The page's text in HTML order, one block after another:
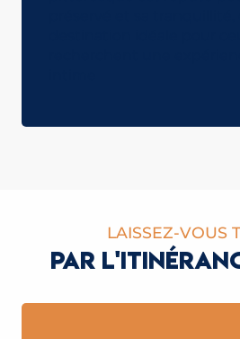
LAISSEZ-VOUS
PAR